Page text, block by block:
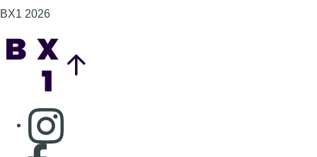
BX1 2026
Consulter page Instagram
Consulter page Facebook